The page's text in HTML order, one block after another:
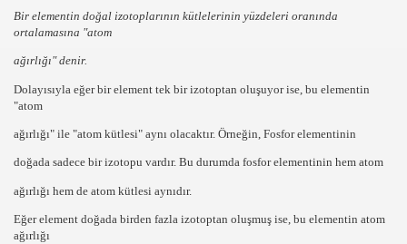
Bir elementin doğal izotoplarının kütlelerinin yüzdeleri oranında
ortalamasına "atom
ağırlığı"denir.
Dolayısıyla eğer bir element tek birizotoptan oluşuyor ise, bu elementin
"atom
ağırlığı" ile "atom kütlesi" aynı olacaktır. Örneğin, Fosfor elementinin
doğada sadece birizotopu vardır. Bu durumda fosfor elementinin hem atom
ağırlığı hem de atom kütlesi aynıdır.
Eğer element doğada birden fazla izotoptan oluşmuş ise, bu elementin atom
ağırlığı